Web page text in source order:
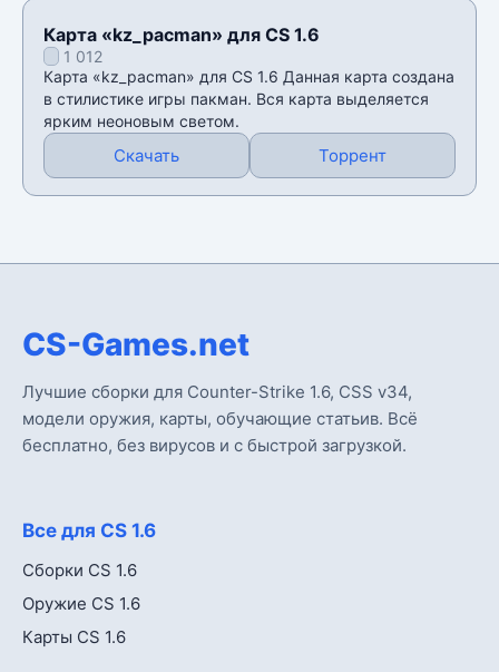
Карта «kz_pacman» для CS 1.6
1 012
Карта «kz_pacman» для CS 1.6 Данная карта создана
в стилистике игры пакман. Вся карта выделяется
ярким неоновым светом.
Скачать Торрент
CS-Games.net
Лучшие сборки для Counter-Strike 1.6, CSS v34,
модели оружия, карты, обучающие статьив. Всё
бесплатно, без вирусов и с быстрой загрузкой.
Все для CS 1.6
Сборки CS 1.6
Оружие CS 1.6
Карты CS 1.6